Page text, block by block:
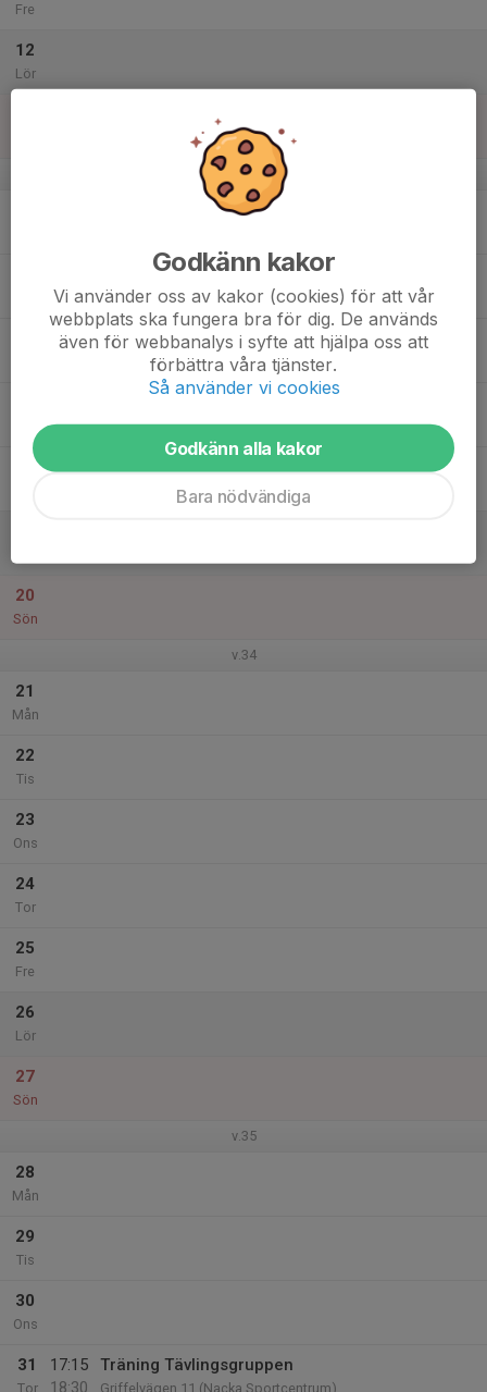
Fre
12
Lör
v.33
20
Sön
v.34
21
Mån
22
Tis
23
Ons
24
Tor
25
Fre
26
Lör
27
Sön
v.35
28
Mån
29
Tis
30
Ons
31
Tor
17:15
18:30
Träning Tävlingsgruppen
Griffelvägen 11 (Nacka Sportcentrum)
Godkänn kakor
Vi använder oss av kakor (cookies) för att vår
webbplats ska fungera bra för dig. De används
även för webbanalys i syfte att hjälpa oss att
förbättra våra tjänster.
Så använder vi cookies
Godkänn alla kakor
Bara nödvändiga